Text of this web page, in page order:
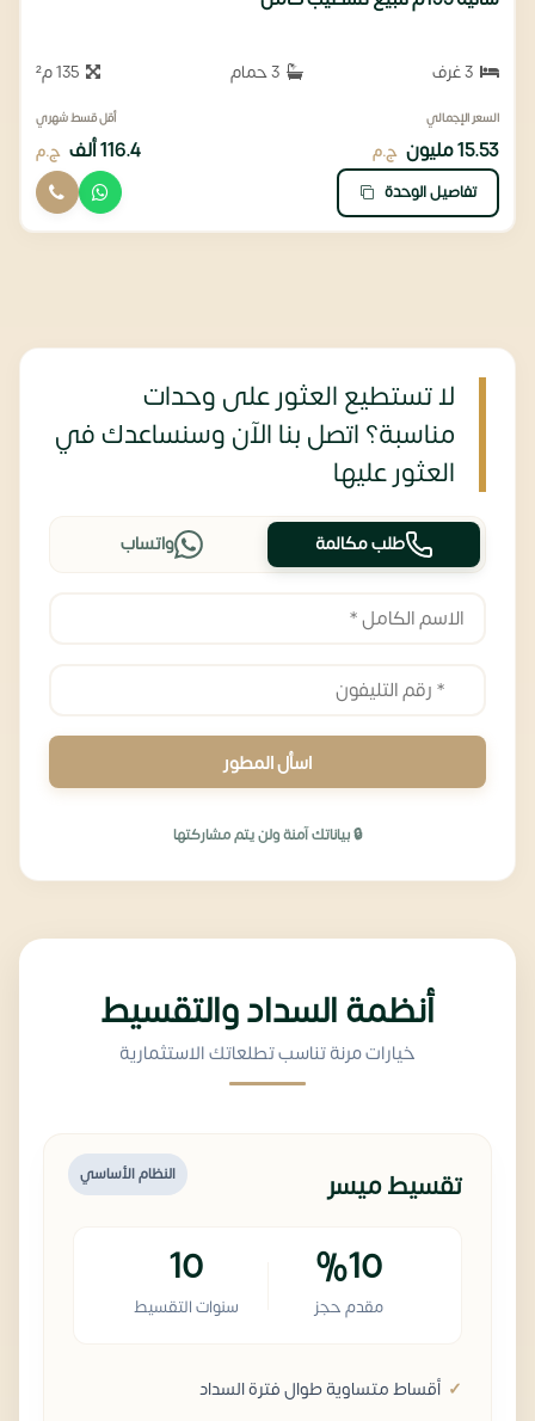
3 حمام 135 م²
السعر الإجمالي
15.53 مليون ج.م
أقل قسط شهري
116.4 ألف ج.م
تفاصيل الوحدة
لا تستطيع العثور على وحدات
مناسبة؟ اتصل بنا الآن وسنساعدك في
العثور عليها
طلب مكالمة واتساب
اسأل المطور
🔒 بياناتك آمنة ولن يتم مشاركتها
أنظمة السداد والتقسيط
خيارات مرنة تناسب تطلعاتك الاستثمارية
النظام الأساسي تقسيط ميسر
%10
مقدم حجز
10
سنوات التقسيط
أقساط متساوية طوال فترة السداد